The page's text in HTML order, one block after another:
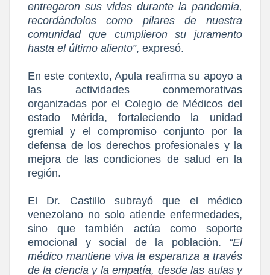
entregaron sus vidas durante la pandemia,
recordándolos como pilares de nuestra
comunidad que cumplieron su juramento
hasta el último aliento”, expresó.
En este contexto, Apula reafirma su apoyo a
las actividades conmemorativas
organizadas por el Colegio de Médicos del
estado Mérida, fortaleciendo la unidad
gremial y el compromiso conjunto por la
defensa de los derechos profesionales y la
mejora de las condiciones de salud en la
región.
El Dr. Castillo subrayó que el médico
venezolano no solo atiende enfermedades,
sino que también actúa como soporte
emocional y social de la población.
“El
médico mantiene viva la esperanza a través
de la ciencia y la empatía, desde las aulas y